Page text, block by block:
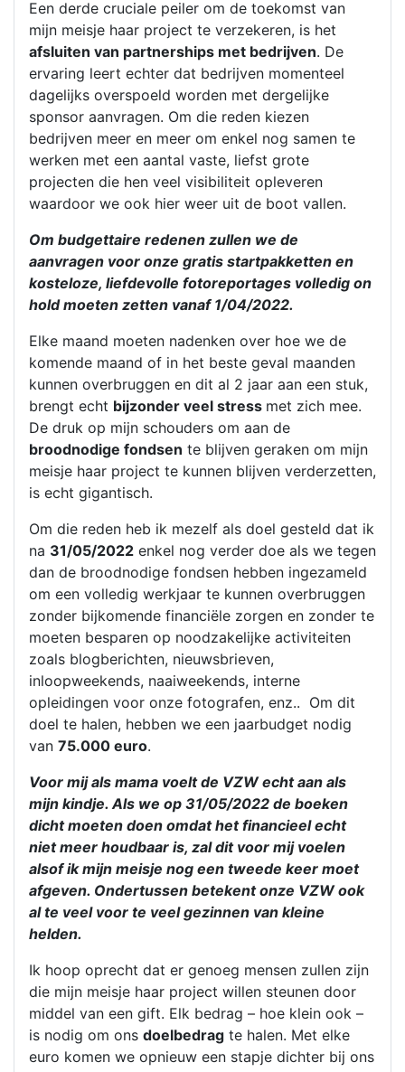
Een derde cruciale peiler om de toekomst van
mijn meisje haar project te verzekeren, is het
afsluiten van partnerships met bedrijven. De
ervaring leert echter dat bedrijven momenteel
dagelijks overspoeld worden met dergelijke
sponsor aanvragen. Om die reden kiezen
bedrijven meer en meer om enkel nog samen te
werken met een aantal vaste, liefst grote
projecten die hen veel visibiliteit opleveren
waardoor we ook hier weer uit de boot vallen.
Om budgettaire redenen zullen we de
aanvragen voor onze gratis startpakketten en
kosteloze, liefdevolle fotoreportages volledig on
hold moeten zetten vanaf 1/04/2022.
Elke maand moeten nadenken over hoe we de
komende maand of in het beste geval maanden
kunnen overbruggen en dit al 2 jaar aan een stuk,
brengt echt bijzonder veel stress met zich mee.
De druk op mijn schouders om aan de
broodnodige fondsen te blijven geraken om mijn
meisje haar project te kunnen blijven verderzetten,
is echt gigantisch.
Om die reden heb ik mezelf als doel gesteld dat ik
na 31/05/2022 enkel nog verder doe als we tegen
dan de broodnodige fondsen hebben ingezameld
om een volledig werkjaar te kunnen overbruggen
zonder bijkomende financiële zorgen en zonder te
moeten besparen op noodzakelijke activiteiten
zoals blogberichten, nieuwsbrieven,
inloopweekends, naaiweekends, interne
opleidingen voor onze fotografen, enz.. Om dit
doel te halen, hebben we een jaarbudget nodig
van 75.000 euro.
Voor mij als mama voelt de VZW echt aan als
mijn kindje. Als we op 31/05/2022 de boeken
dicht moeten doen omdat het financieel echt
niet meer houdbaar is, zal dit voor mij voelen
alsof ik mijn meisje nog een tweede keer moet
afgeven. Ondertussen betekent onze VZW ook
al te veel voor te veel gezinnen van kleine
helden.
Ik hoop oprecht dat er genoeg mensen zullen zijn
die mijn meisje haar project willen steunen door
middel van een gift. Elk bedrag – hoe klein ook –
is nodig om ons doelbedrag te halen. Met elke
euro komen we opnieuw een stapje dichter bij ons